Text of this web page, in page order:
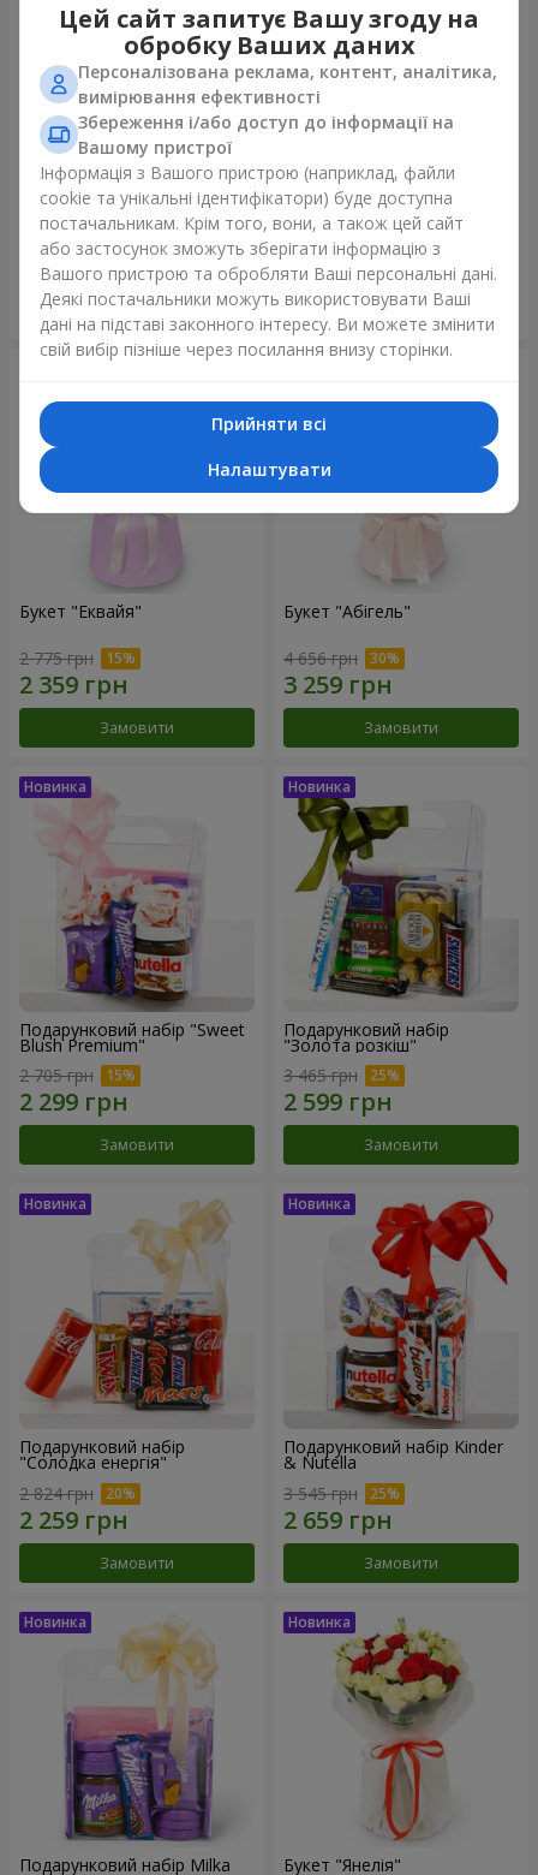
Букет "Kamaliya"
3 465 грн
Замовити
Букет "Moon Dance"
2 656 грн
Замовити
Букет "Еквайя"
2 775 грн
Замовити
Букет "Абігель"
4 656 грн
Замовити
Подарунковий набір "Sweet
Blush Premium"
2 705 грн
Замовити
Подарунковий набір
"Золота розкіш"
3 465 грн
Замовити
Подарунковий набір
"Солодка енергія"
2 824 грн
Замовити
Подарунковий набір Kinder
& Nutella
3 545 грн
Замовити
Подарунковий набір Milka Букет "Янелія"
Цей сайт запитує Вашу згоду на
обробку Ваших даних
Персоналізована реклама, контент, аналітика,
вимірювання ефективності
Збереження і/або доступ до інформації на
Вашому пристрої
Інформація з Вашого пристрою (наприклад, файли
cookie та унікальні ідентифікатори) буде доступна
постачальникам. Крім того, вони, а також цей сайт
або застосунок зможуть зберігати інформацію з
Вашого пристрою та обробляти Ваші персональні дані.
Деякі постачальники можуть використовувати Ваші
дані на підставі законного інтересу. Ви можете змінити
свій вибір пізніше через посилання внизу сторінки.
Прийняти всі
Налаштувати